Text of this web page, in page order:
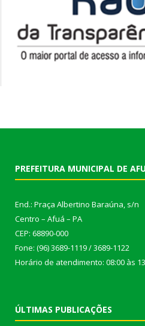
PREFEITURA MUNICIPAL DE
End.: Praça Albertino Baraúna, s/n
Centro – Afuá – PA
CEP: 68890-000
Fone: (96) 3689-1119 / 3689-1122
Horário de atendimento: 08:00 às
ÚLTIMAS PUBLICAÇÕES